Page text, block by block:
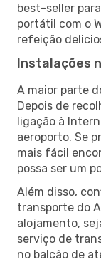
best-seller
portátil com o
refeição
Instalações
A maior parte
Depois de
ligação à
aeroporto. Se
mais fácil
possa ser um
Além disso,
transporte do
alojamento,
serviço de
no balcão de